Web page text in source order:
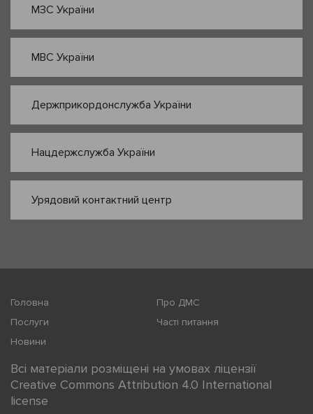
МЗС України
МВС України
Держприкордонслужба України
Нацдержслужба України
Урядовий контактний центр
Головна
Про ДМС
Послуги
Часті питання
Новини
Всі матеріали розміщені на умовах ліцензії
Creative Commons Attribution 4.0 International
license